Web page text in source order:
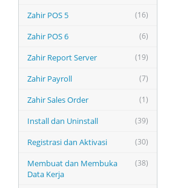
(16)
Zahir POS 5
(6)
Zahir POS 6
(19)
Zahir Report Server
(7)
Zahir Payroll
(1)
Zahir Sales Order
(39)
Install dan Uninstall
(30)
Registrasi dan Aktivasi
(38)
Membuat dan Membuka
Data Kerja